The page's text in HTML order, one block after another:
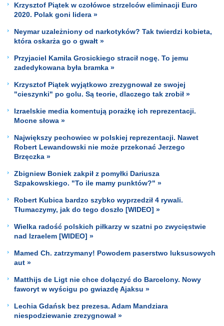
Krzysztof Piątek w czołówce strzelców eliminacji Euro
2020. Polak goni lidera »
Neymar uzależniony od narkotyków? Tak twierdzi kobieta,
która oskarża go o gwałt »
Przyjaciel Kamila Grosickiego stracił nogę. To jemu
zadedykowana była bramka »
Krzysztof Piątek wyjątkowo zrezygnował ze swojej
"cieszynki" po golu. Są teorie, dlaczego tak zrobił »
Izraelskie media komentują porażkę ich reprezentacji.
Mocne słowa »
Największy pechowiec w polskiej reprezentacji. Nawet
Robert Lewandowski nie może przekonać Jerzego
Brzęczka »
Zbigniew Boniek zakpił z pomyłki Dariusza
Szpakowskiego. "To ile mamy punktów?" »
Robert Kubica bardzo szybko wyprzedził 4 rywali.
Tłumaczymy, jak do tego doszło [WIDEO] »
Wielka radość polskich piłkarzy w szatni po zwycięstwie
nad Izraelem [WIDEO] »
Mamed Ch. zatrzymany! Powodem paserstwo luksusowych
aut »
Matthijs de Ligt nie chce dołączyć do Barcelony. Nowy
faworyt w wyścigu po gwiazdę Ajaksu »
Lechia Gdańsk bez prezesa. Adam Mandziara
niespodziewanie zrezygnował »